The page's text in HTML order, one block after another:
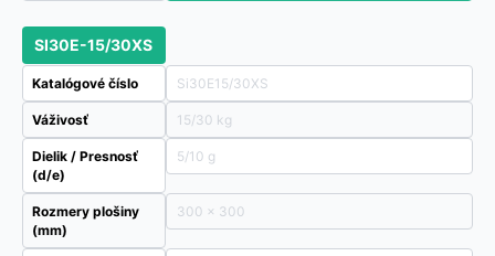
SI30E-15/30XS
Katalógové číslo Si30E15/30XS
Váživosť 15/30 kg
Dielik / Presnosť
(d/e)
5/10 g
Rozmery plošiny
(mm)
300 x 300